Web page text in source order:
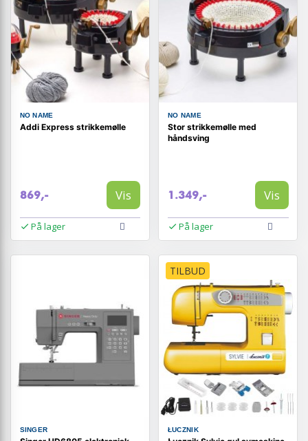
NO NAME
Addi Express strikkemølle
869,- Vis
På lager
NO NAME
Stor strikkemølle med
håndsving
1.349,- Vis
På lager
SINGER
TILBUD
ŁUCZNIK